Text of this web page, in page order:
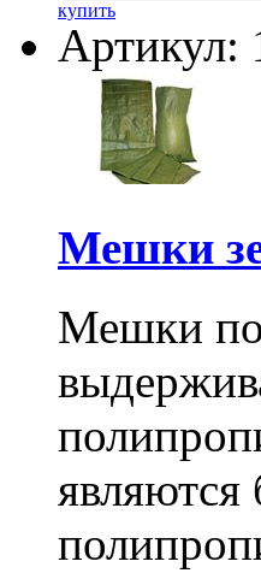
купить
Артикул:
Мешки
Мешки
являются